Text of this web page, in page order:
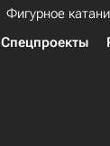
Фигурное
Спецпроекты